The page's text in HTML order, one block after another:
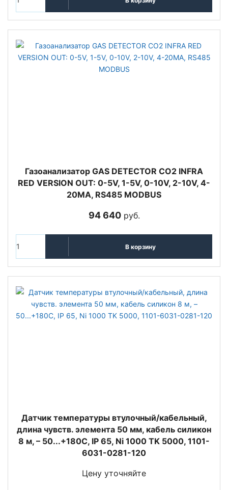
Газоанализатор GAS DETECTOR CO2 INFRA
RED VERSION OUT: 0-5V, 1-5V, 0-10V, 2-10V, 4-
20MA, RS485 MODBUS
94 640руб.
В корзину
Датчик температуры втулочный/кабельный,
длина чувств. элемента 50 мм, кабель силикон
8 м, – 50...+180C, IP 65, Ni 1000 TK 5000, 1101-
6031-0281-120
Цену уточняйте